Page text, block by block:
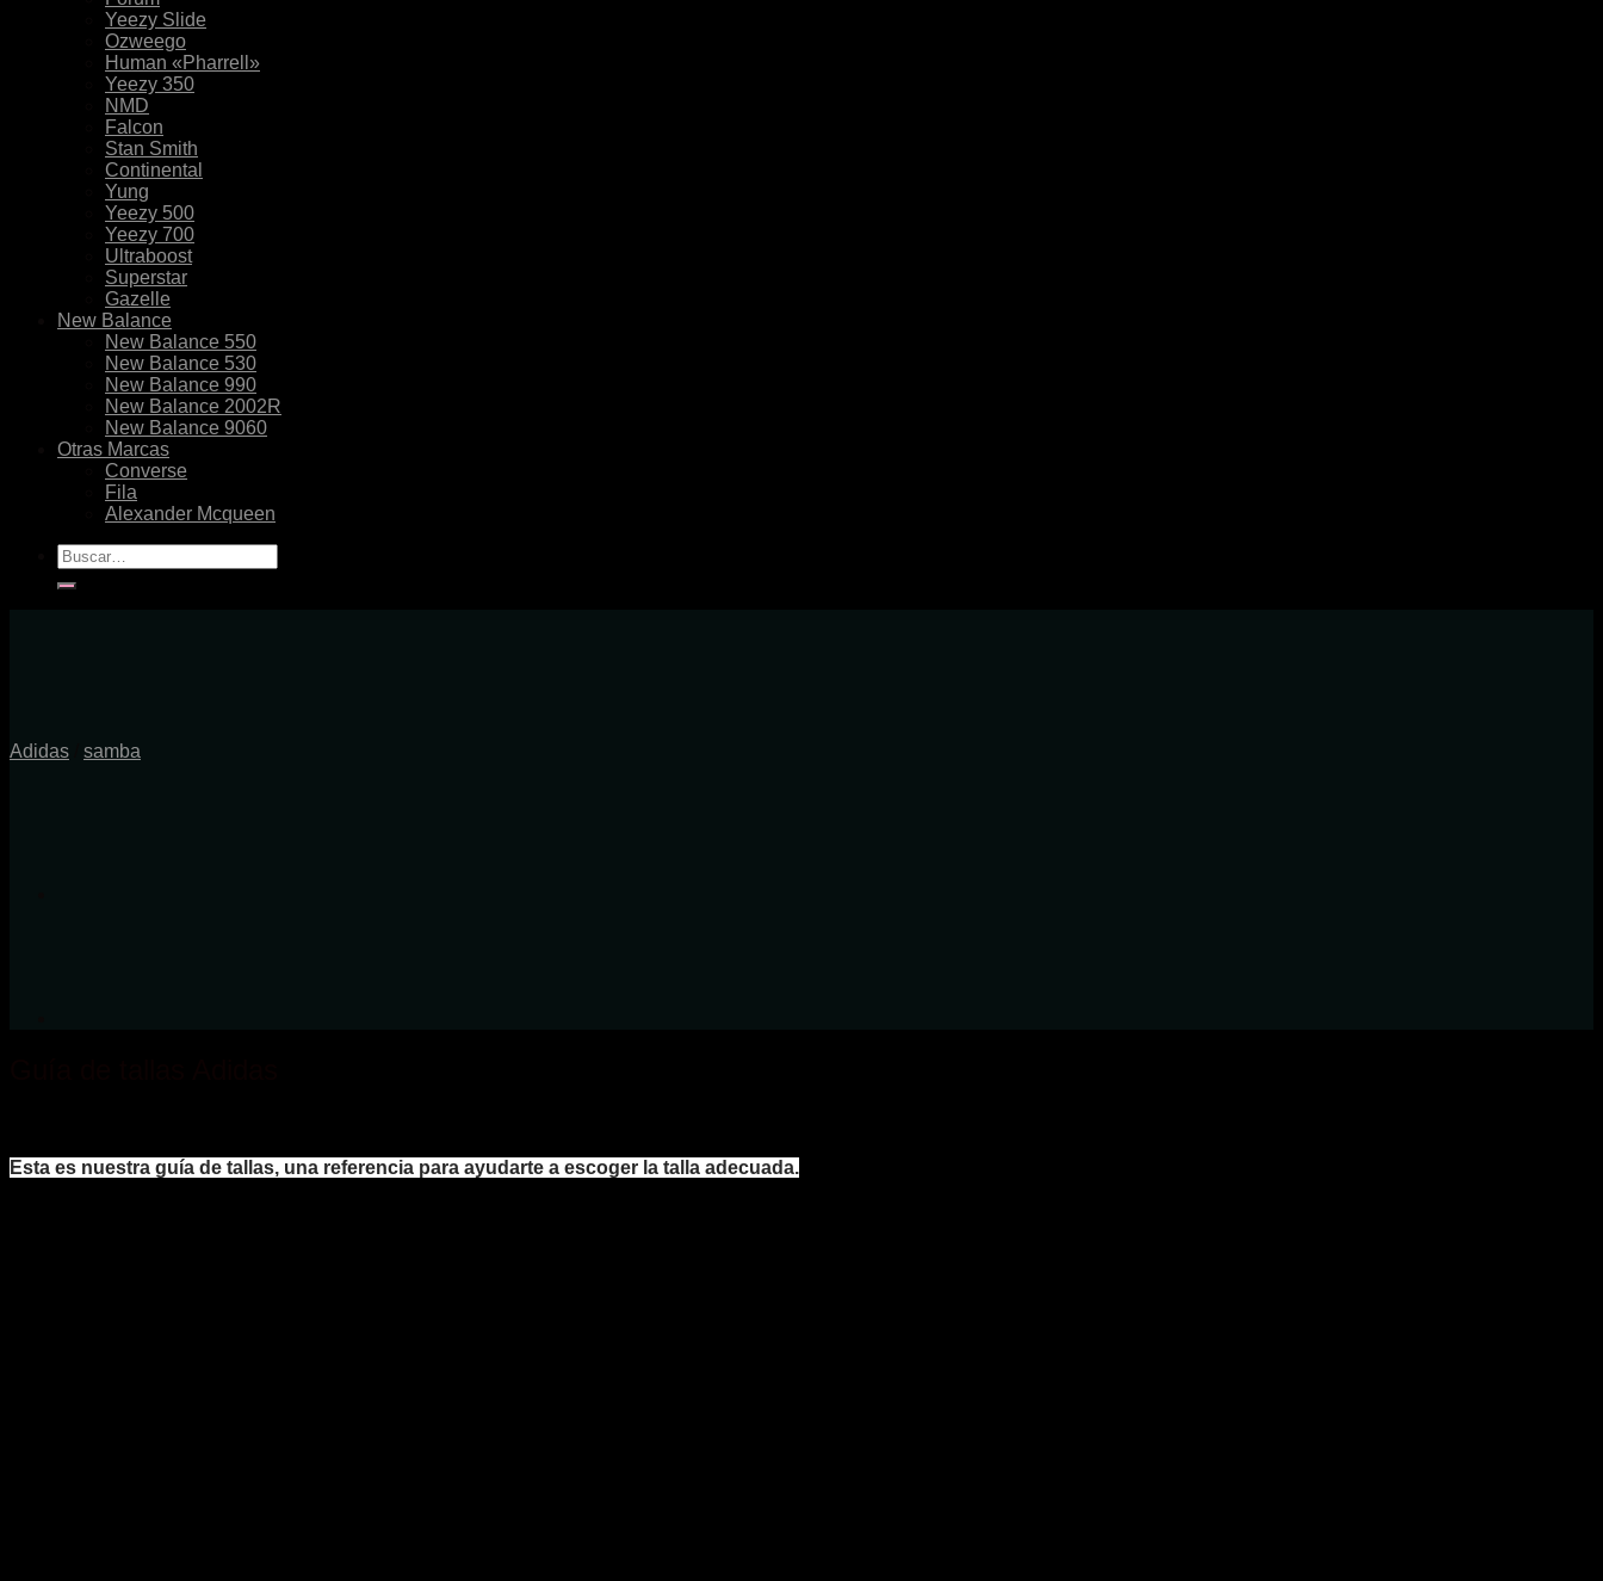
Yeezy Slide
Ozweego
Human «Pharrell»
Yeezy 350
NMD
Falcon
Stan Smith
Continental
Yung
Yeezy 500
Yeezy 700
Ultraboost
Superstar
Gazelle
New Balance
New Balance 550
New Balance 530
New Balance 990
New Balance 2002R
New Balance 9060
Otras Marcas
Converse
Fila
Alexander Mcqueen
Buscar
por:
Adidas samba
Esta es nuestra guía de tallas, una referencia para ayudarte a escoger la talla adecuada.